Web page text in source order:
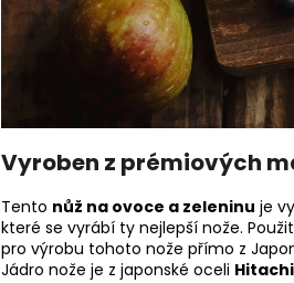
Vyroben z prémiových
Tento nůž na ovoce a zeleninu je
které se vyrábí ty nejlepší nože.
pro výrobu tohoto nože přímo z
Jádro nože je z japonské oceli Hitachi